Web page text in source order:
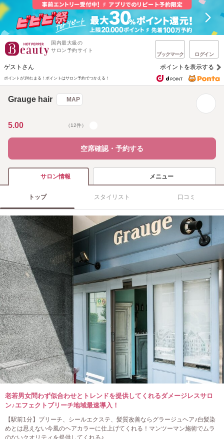
国内最大級の
サロン予約サイト
ブックマーク ログイン
ゲストさん ポイントを表示する
ポイントが1%たまる！ ポイントはサロン予約でつかえる！
Grauge hair MAP
5.00 （12件）
空席確認・予約する
サロン情報 メニュー
トップ スタイリスト 口コミ
老若男女問わず似合わせとトレンドを提供してくれるダメージレスサロ
ン♪エフェクトブリーチ地域最速導入！
【駅前1分】ブリーチ、シールエクステ、髪質改善ならグラージュヘア♪白髪染
めとは思えない今風のヘアカラーに仕上げてくれる！マンツーマン施術でムラ
のないクオリティを提供してくれる♪